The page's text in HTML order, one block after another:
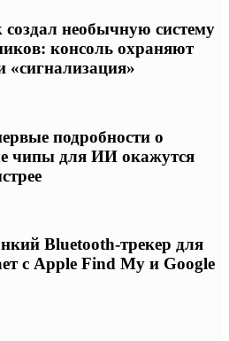
создал необычную систему
консоль охраняют
подробности о
чипы для ИИ окажутся
Bluetooth-трекер для
с Apple Find My и Google